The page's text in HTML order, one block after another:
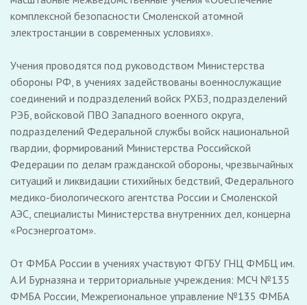
комплексной безопасности Смоленской атомной
электростанции в современных условиях».
Учения проводятся под руководством Министерства
обороны РФ, в учениях задействованы военнослужащие
соединений и подразделений войск РХБЗ, подразделений
РЭБ, войсковой ПВО Западного военного округа,
подразделений Федеральной службы войск национальной
гвардии, формирований Министерства Российской
Федерации по делам гражданской обороны, чрезвычайных
ситуаций и ликвидации стихийных бедствий, Федерального
медико-биологического агентства России и Смоленской
АЭС, специалисты Министерства внутренних дел, концерна
«Росэнергоатом».
От ФМБА России в учениях участвуют ФГБУ ГНЦ ФМБЦ им.
А.И Бурназяна и территориальные учреждения: МСЧ №135
ФМБА России, Межрегиональное управление №135 ФМБА